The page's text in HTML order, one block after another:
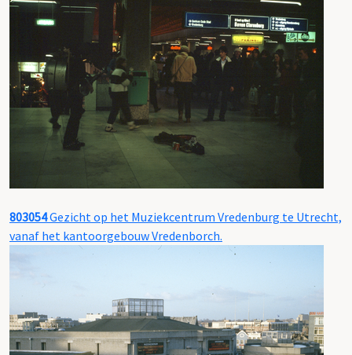
803054Gezicht op het Muziekcentrum Vredenburg te Utrecht,
vanaf het kantoorgebouw Vredenborch.